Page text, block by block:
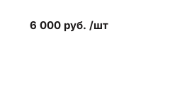
6 000 руб. /шт